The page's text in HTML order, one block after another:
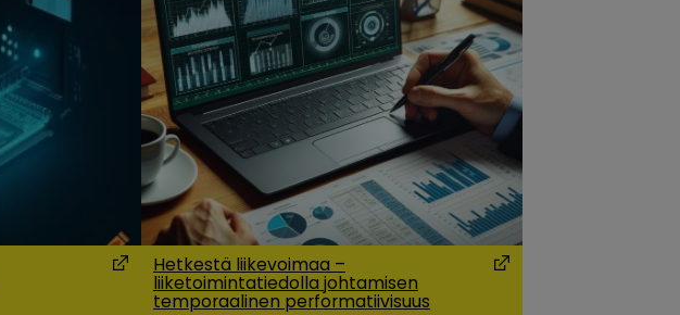
(Opens in a new window)
Hetkestä liikevoimaa –
liiketoimintatiedolla johtamisen
temporaalinen performatiivisuus